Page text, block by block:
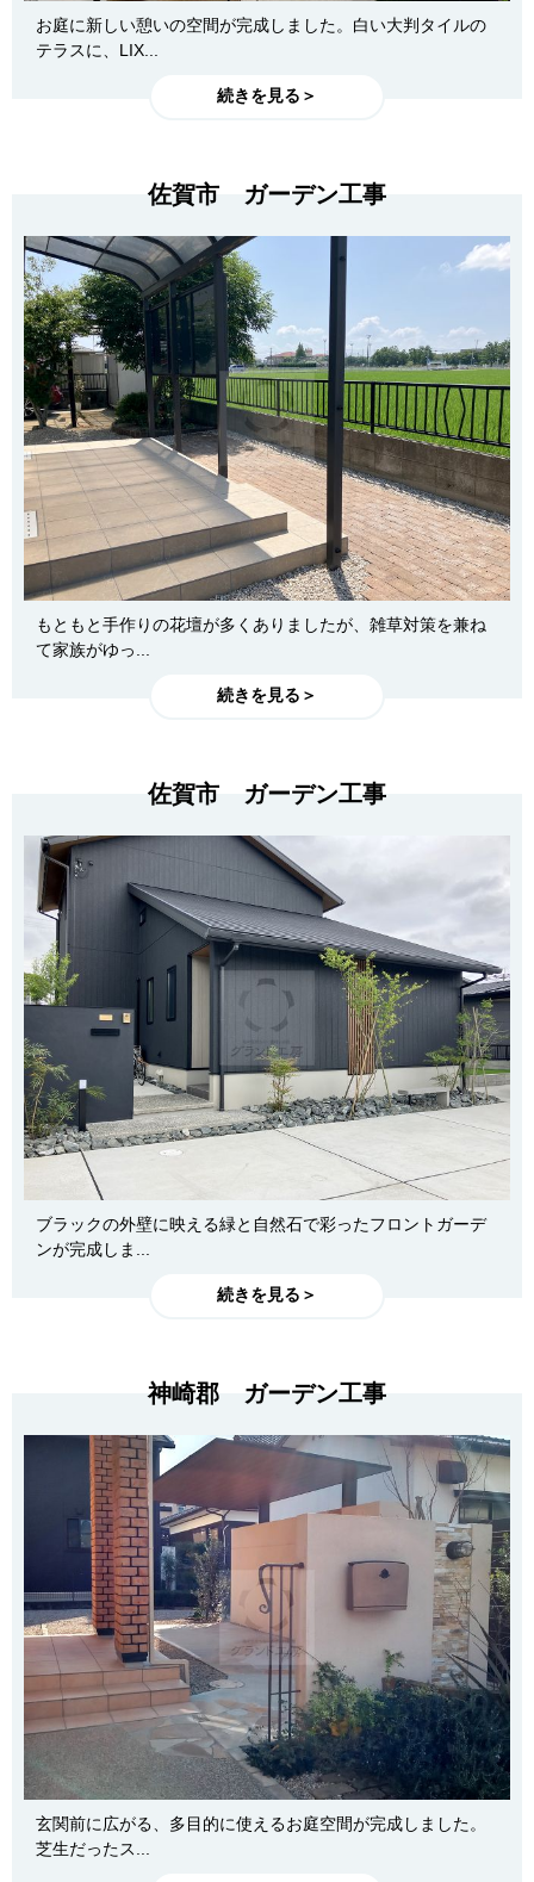
お庭に新しい憩いの空間が完成しました。白い大判タイルの
テラスに、LIX...
続きを見る＞
佐賀市 ガーデン工事
もともと手作りの花壇が多くありましたが、雑草対策を兼ね
て家族がゆっ...
続きを見る＞
佐賀市 ガーデン工事
ブラックの外壁に映える緑と自然石で彩ったフロントガーデ
ンが完成しま...
続きを見る＞
神崎郡 ガーデン工事
玄関前に広がる、多目的に使えるお庭空間が完成しました。
芝生だったス...